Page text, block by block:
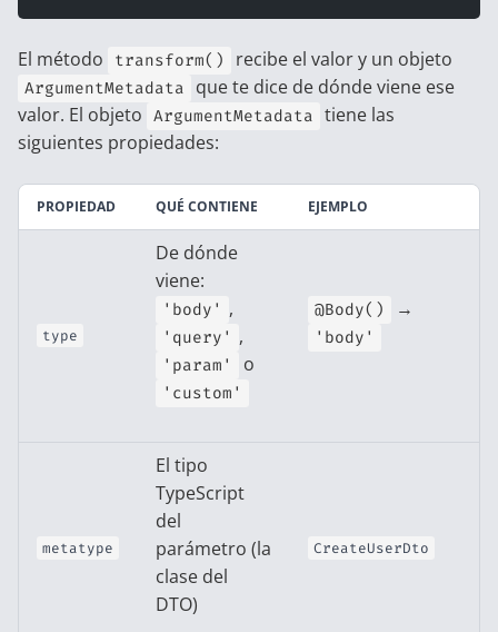
El método transform() recibe el valor y un objeto
ArgumentMetadata
que te dice de dónde viene ese
valor. El objeto ArgumentMetadata tiene las
siguientes propiedades:
PROPIEDAD QUÉ CONTIENE EJEMPLO
type
De dónde
viene:
'body' ,
'query' ,
'param' o
'custom'
@Body() →
'body'
metatype
El tipo
TypeScript
del
parámetro (la
clase del
DTO)
CreateUserDto